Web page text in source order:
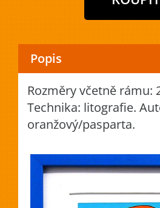
Popis
Rozměry včetně rámu:
Technika: litografie.
oranžový/pasparta.